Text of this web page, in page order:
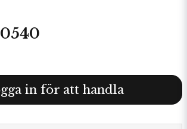
in för att handla